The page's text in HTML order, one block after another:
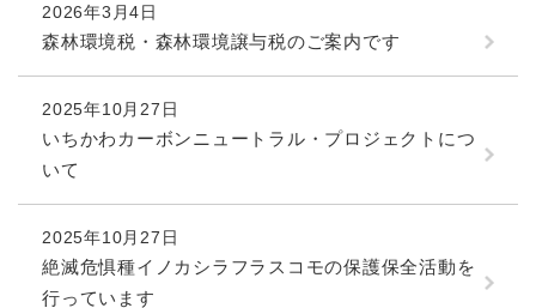
2026年3月4日
森林環境税・森林環境譲与税のご案内です
2025年10月27日
いちかわカーボンニュートラル・プロジェクトにつ
いて
2025年10月27日
絶滅危惧種イノカシラフラスコモの保護保全活動を
行っています